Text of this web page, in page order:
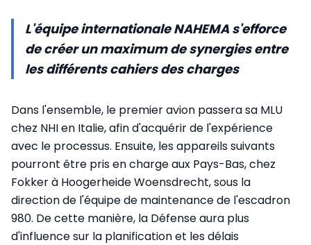
L'équipe internationale NAHEMA s'efforce
de créer un maximum de synergies entre
les différents cahiers des charges
Dans l'ensemble, le premier avion passera sa MLU
chez NHI en Italie, afin d'acquérir de l'expérience
avec le processus. Ensuite, les appareils suivants
pourront être pris en charge aux Pays-Bas, chez
Fokker à Hoogerheide Woensdrecht, sous la
direction de l'équipe de maintenance de l'escadron
980. De cette manière, la Défense aura plus
d'influence sur la planification et les délais